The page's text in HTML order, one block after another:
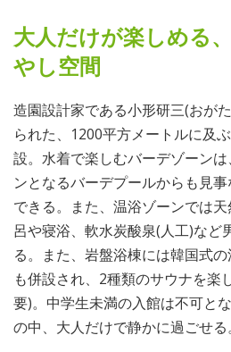
大人だけが楽しめる
やし空間
造園設計家である小形研三(おが
られた、1200平方メートルに及
設。水着で楽しむバーデゾーン
ンとなるバーデプールからも見
できる。また、温浴ゾーンでは
呂や寝浴、軟水炭酸泉(人工)など
る。また、岩盤浴棟には韓国式
も併設され、2種類のサウナを楽
要)。中学生未満の入館は不可と
の中、大人だけで静かに過ごせる。